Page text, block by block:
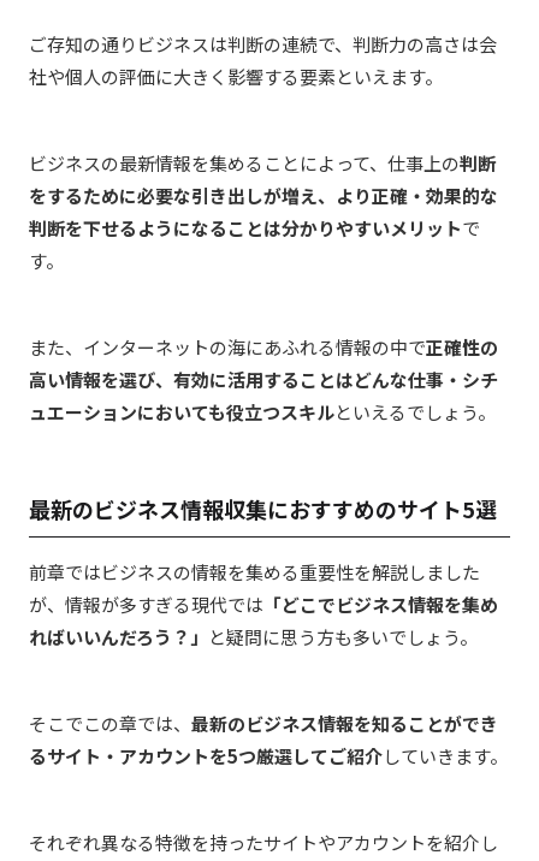
ご存知の通りビジネスは判断の連続で、判断力の高さは会
社や個人の評価に大きく影響する要素といえます。
ビジネスの最新情報を集めることによって、仕事上の判断
をするために必要な引き出しが増え、より正確・効果的な
判断を下せるようになることは分かりやすいメリットで
す。
また、インターネットの海にあふれる情報の中で正確性の
高い情報を選び、有効に活用することはどんな仕事・シチ
ュエーションにおいても役立つスキルといえるでしょう。
最新のビジネス情報収集におすすめのサイト5選
前章ではビジネスの情報を集める重要性を解説しました
が、情報が多すぎる現代では 「どこでビジネス情報を集め
ればいいんだろう？」 と疑問に思う方も多いでしょう。
そこでこの章では、 最新のビジネス情報を知ることができ
るサイト・アカウントを5つ厳選してご紹介していきます。
それぞれ異なる特徴を持ったサイトやアカウントを紹介し